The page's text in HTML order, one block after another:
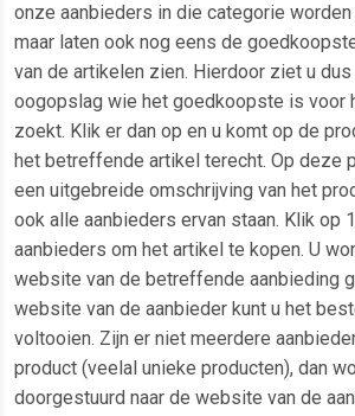
onze aanbieders in die categorie worden
maar laten ook nog eens de
van de artikelen zien. Hierdoor ziet u
oogopslag wie het goedkoopste is voor
zoekt. Klik er dan op en u komt op de
het betreffende artikel terecht. Op deze
een uitgebreide omschrijving van het
ook alle aanbieders ervan staan. Klik op
aanbieders om het artikel te kopen. U
website van de betreffende aanbieding
website van de aanbieder kunt u het
voltooien. Zijn er niet meerdere
product (veelal unieke producten), dan
doorgestuurd naar de website van de